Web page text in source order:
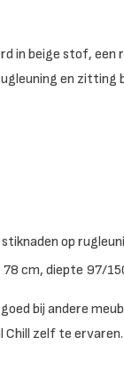
in beige stof, een
en zitting
op
cm, diepte 97/
bij andere
Chill zelf te ervaren.